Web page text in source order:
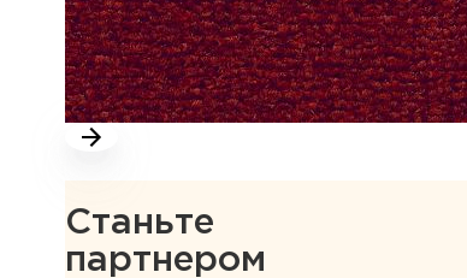
Станьте
партнером